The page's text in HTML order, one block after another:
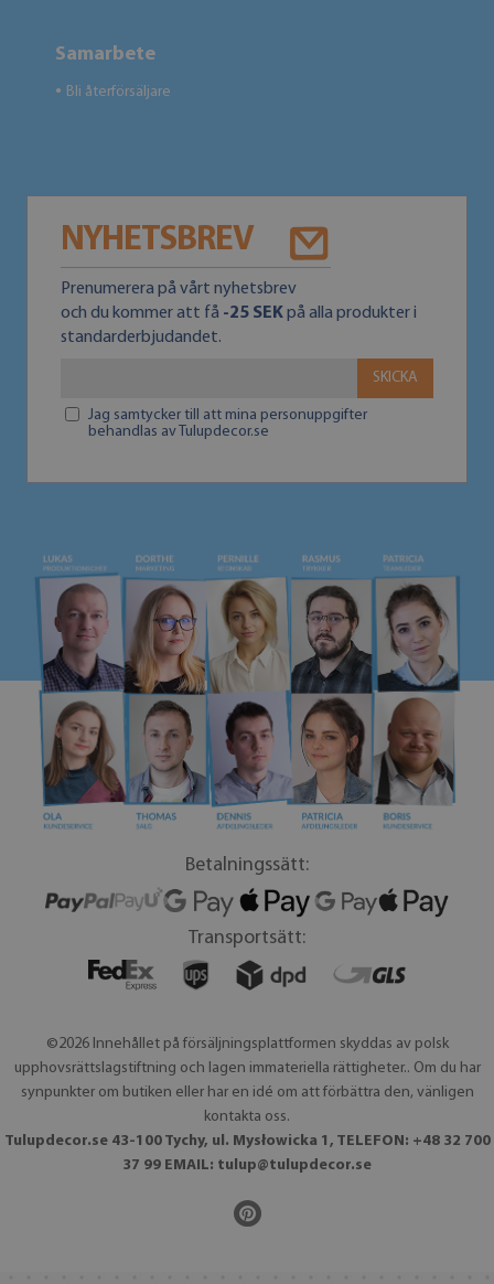
Samarbete
● Bli återförsäljare
NYHETSBREV
Prenumerera på vårt nyhetsbrev
och du kommer att få -25 SEKpå alla produkter i
standarderbjudandet.
SKICKA
Jag samtycker till att mina personuppgifter
behandlas av Tulupdecor.se
Betalningssätt:
Transportsätt:
©2026 Innehållet på försäljningsplattformen skyddas av polsk
upphovsrättslagstiftning och lagen immateriella rättigheter.. Om du har
synpunkter om butiken eller har en idé om att förbättra den, vänligen
kontakta oss.
Tulupdecor.se 43-100 Tychy, ul. Mysłowicka 1, TELEFON: +48 32 700
37 99 EMAIL: tulup@tulupdecor.se